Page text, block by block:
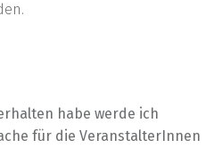
habe werde ich
für die VeranstalterInnen